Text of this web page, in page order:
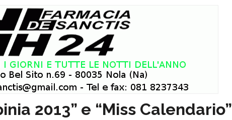
2013” e “Miss Calendario”